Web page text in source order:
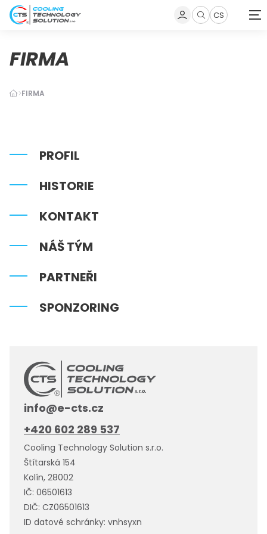
Zobrazit
vyhledávání
CS
FIRMA
FIRMA
PROFIL
HISTORIE
KONTAKT
NÁŠ TÝM
PARTNEŘI
SPONZORING
Cooling Technology Solution s.r.o.
Štítarská 154
Kolín, 28002
IČ: 06501613
DIČ: CZ06501613
ID datové schránky: vnhsyxn
info@e-cts.cz
+420 602 289 537